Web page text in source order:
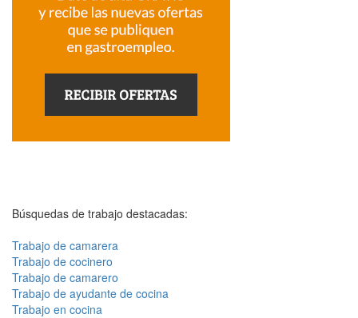
Búsquedas de trabajo destacadas:
Trabajo de camarera
Trabajo de cocinero
Trabajo de camarero
Trabajo de ayudante de cocina
Trabajo en cocina